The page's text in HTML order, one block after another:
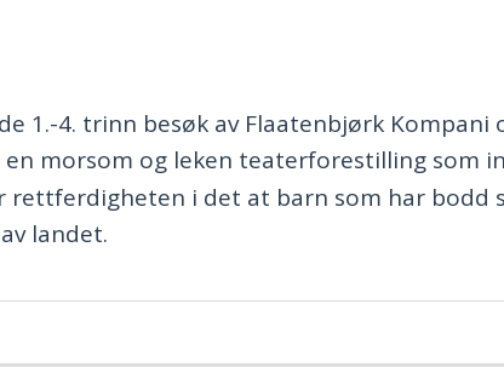
1.-4. trinn besøk av Flaatenbjørk Kompani
en morsom og leken teaterforestilling som
rettferdigheten i det at barn som har bodd
landet.